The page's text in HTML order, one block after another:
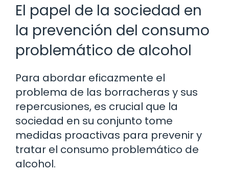
El papel de la sociedad en
la prevención del consumo
problemático de alcohol
Para abordar eficazmente el
problema de las borracheras y sus
repercusiones, es crucial que la
sociedad en su conjunto tome
medidas proactivas para prevenir y
tratar el consumo problemático de
alcohol.